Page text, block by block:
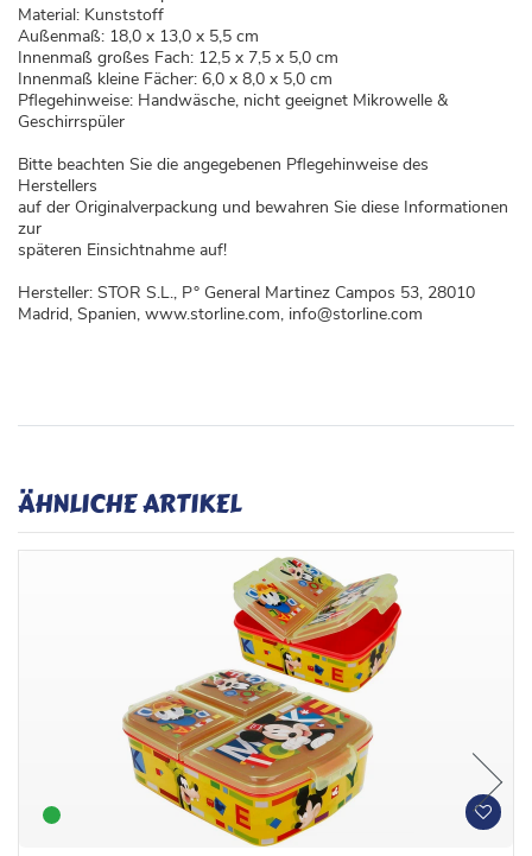
Material: Kunststoff
Außenmaß: 18,0 x 13,0 x 5,5 cm
Innenmaß großes Fach: 12,5 x 7,5 x 5,0 cm
Innenmaß kleine Fächer: 6,0 x 8,0 x 5,0 cm
Pflegehinweise: Handwäsche, nicht geeignet Mikrowelle &
Geschirrspüler
Bitte beachten Sie die angegebenen Pflegehinweise des
Herstellers
auf der Originalverpackung und bewahren Sie diese Informationen
zur
späteren Einsichtnahme auf!
Hersteller: STOR S.L., P° General Martinez Campos 53, 28010
Madrid, Spanien, www.storline.com, info@storline.com
ÄHNLICHE ARTIKEL
W
W